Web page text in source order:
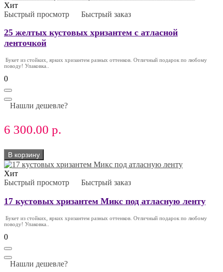
Хит
Быстрый просмотр
Быстрый заказ
25 желтых кустовых хризантем с атласной
ленточкой
Букет из стойких, ярких хризантем разных оттенков. Отличный подарок по любому
поводу! Упаковка..
0
Нашли дешевле?
6 300.00 р.
В корзину
Хит
Быстрый просмотр
Быстрый заказ
17 кустовых хризантем Микс под атласную ленту
Букет из стойких, ярких хризантем разных оттенков. Отличный подарок по любому
поводу! Упаковка..
0
Нашли дешевле?